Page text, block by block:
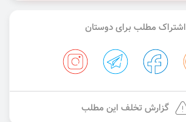
اشتراک مطلب برای دوستان
گزارش تخلف این مطلب